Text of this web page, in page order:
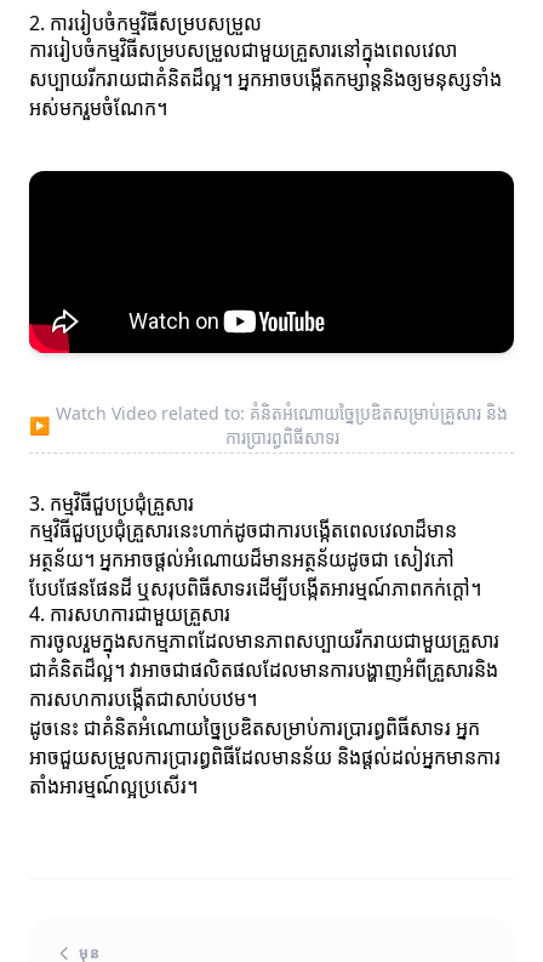
2. ការរៀបចំកម្មវិធីសម្របសម្រួល
ការរៀបចំកម្មវិធីសម្របសម្រួលជាមួយគ្រួសារនៅក្នុងពេលវេលា
សប្បាយរីករាយជាគំនិតដ៏ល្អ។ អ្នកអាចបង្កើតកម្សាន្តនិងឲ្យមនុស្សទាំង
អស់មករួមចំណែក។
▶
Watch Video related to: គំនិតអំណោយច្នៃប្រឌិតសម្រាប់គ្រួសារ និង
ការប្រារព្ធពិធីសាទរ
3. កម្មវិធីជួបប្រជុំគ្រួសារ
កម្មវិធីជួបប្រជុំគ្រួសារនេះហាក់ដូចជាការបង្កើតពេលវេលាដ៏មាន
អត្ថន័យ។ អ្នកអាចផ្តល់អំណោយដ៏មានអត្ថន័យដូចជា សៀវភៅ
បែបផែនផែនដី ឬសរុបពិធីសាទរដើម្បីបង្កើតអារម្មណ៍ភាពកក់ក្តៅ។
4. ការសហការជាមួយគ្រួសារ
ការចូលរួមក្នុងសកម្មភាពដែលមានភាពសប្បាយរីករាយជាមួយគ្រួសារ
ជាគំនិតដ៏ល្អ។ វាអាចជាផលិតផលដែលមានការបង្ហាញអំពីគ្រួសារនិង
ការសហការបង្កើតជាសាប់បឋម។
ដូចនេះ ជាគំនិតអំណោយច្នៃប្រឌិតសម្រាប់ការប្រារព្ធពិធីសាទរ អ្នក
អាចជួយសម្រួលការប្រារព្ធពិធីដែលមានន័យ និងផ្តល់ដល់អ្នកមានការ
តាំងអារម្មណ៍ល្អប្រសើរ។
មុន